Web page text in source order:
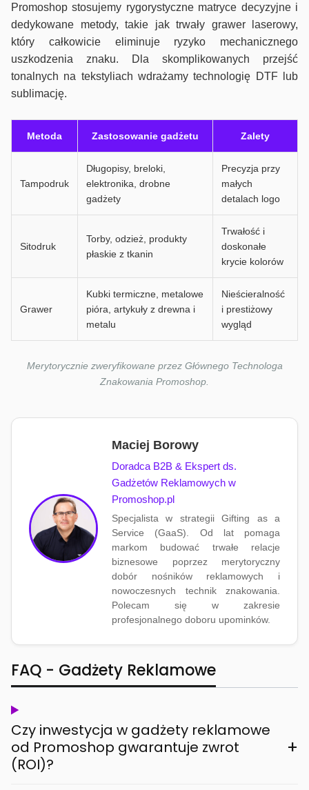
Promoshop stosujemy rygorystyczne matryce decyzyjne i
dedykowane metody, takie jak trwały grawer laserowy,
który całkowicie eliminuje ryzyko mechanicznego
uszkodzenia znaku. Dla skomplikowanych przejść
tonalnych na tekstyliach wdrażamy technologię DTF lub
sublimację.
Metoda Zastosowanie gadżetu Zalety
Tampodruk
Długopisy, breloki,
elektronika, drobne
gadżety
Precyzja przy
małych
detalach logo
Sitodruk
Torby, odzież, produkty
płaskie z tkanin
Trwałość i
doskonałe
krycie kolorów
Grawer
Kubki termiczne, metalowe
pióra, artykuły z drewna i
metalu
Nieścieralność
i prestiżowy
wygląd
Merytorycznie zweryfikowane przez Głównego Technologa
Znakowania Promoshop.
Maciej Borowy
Doradca B2B & Ekspert ds.
Gadżetów Reklamowych w
Promoshop.pl
Specjalista w strategii Gifting as a
Service (GaaS). Od lat pomaga
markom budować trwałe relacje
biznesowe poprzez merytoryczny
dobór nośników reklamowych i
nowoczesnych technik znakowania.
Polecam się w zakresie
profesjonalnego doboru upominków.
FAQ - Gadżety Reklamowe
Czy inwestycja w gadżety reklamowe
od Promoshop gwarantuje zwrot
(ROI)?
+